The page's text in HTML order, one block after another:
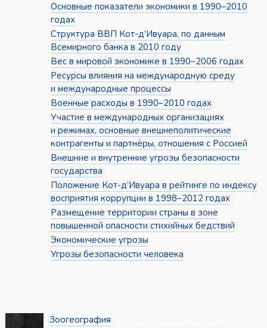
Основные показатели экономики в 1990–2010
годах
Структура ВВП Кот-д’Ивуара, по данным
Всемирного банка в 2010 году
Вес в мировой экономике в 1990–2006 годах
Ресурсы влияния на международную среду
и международные процессы
Военные расходы в 1990–2010 годах
Участие в международных организациях
и режимах, основные внешнеполитические
контрагенты и партнёры, отношения с Россией
Внешние и внутренние угрозы безопасности
государства
Положение Кот-д’Ивуара в рейтинге по индексу
восприятия коррупции в 1998–2012 годах
Размещение территории страны в зоне
повышенной опасности стихийных бедствий
Экономические угрозы
Угрозы безопасности человека
Зоогеография